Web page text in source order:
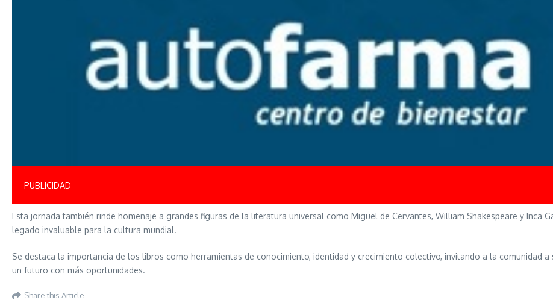
PUBLICIDAD
Esta jornada también rinde homenaje a grandes figuras de la literatura universal como Miguel de Cervantes, William Shakespeare y Inca
legado invaluable para la cultura mundial.
Se destaca la importancia de los libros como herramientas de conocimiento, identidad y crecimiento colectivo, invitando a la comunidad
un futuro con más oportunidades.
Share this Article